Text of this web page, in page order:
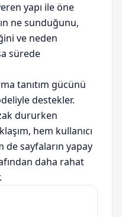
yapı ile öne
ne sunduğunu,
ve neden
sürede
tanıtım gücünü
destekler.
dururken
hem kullanıcı
sayfaların yapay
daha rahat